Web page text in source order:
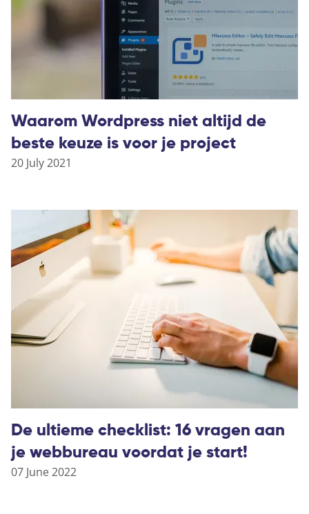
Waarom Wordpress niet altijd de
beste keuze is voor je project
20 July 2021
De ultieme checklist: 16 vragen aan
je webbureau voordat je start!
07 June 2022